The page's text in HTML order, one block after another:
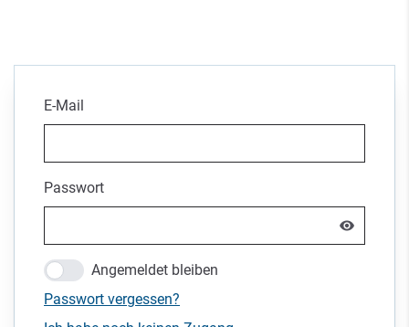
E-Mail
Passwort
Angemeldet bleiben
Passwort vergessen?